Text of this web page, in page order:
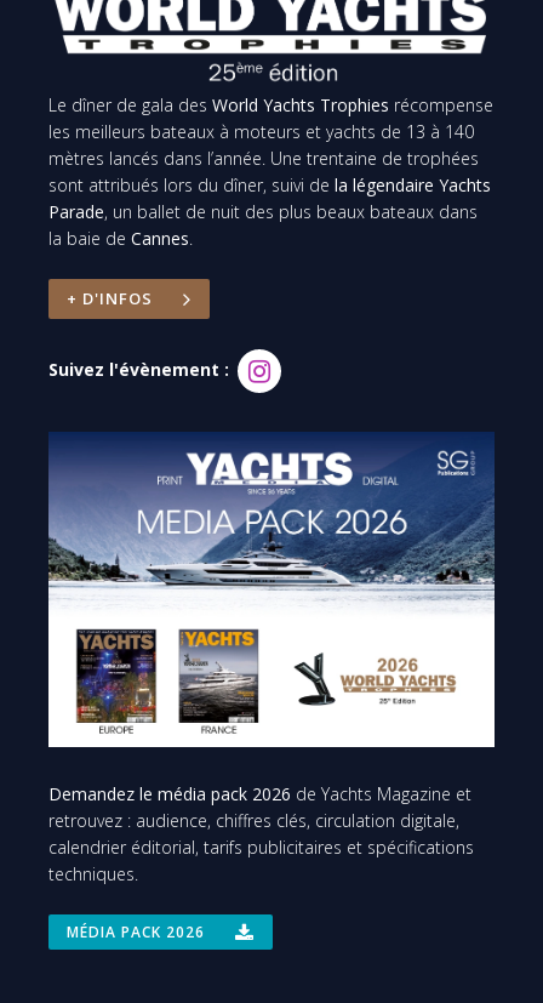
Le dîner de gala des World Yachts Trophies récompense
les meilleurs bateaux à moteurs et yachts de 13 à 140
mètres lancés dans l’année. Une trentaine de trophées
sont attribués lors du dîner, suivi de la légendaire Yachts
Parade, un ballet de nuit des plus beaux bateaux dans
la baie de Cannes.
+ D'INFOS
Suivez l'évènement :
Demandez le média pack 2026 de Yachts Magazine et
retrouvez : audience, chiffres clés, circulation digitale,
calendrier éditorial, tarifs publicitaires et spécifications
techniques.
MÉDIA PACK 2026